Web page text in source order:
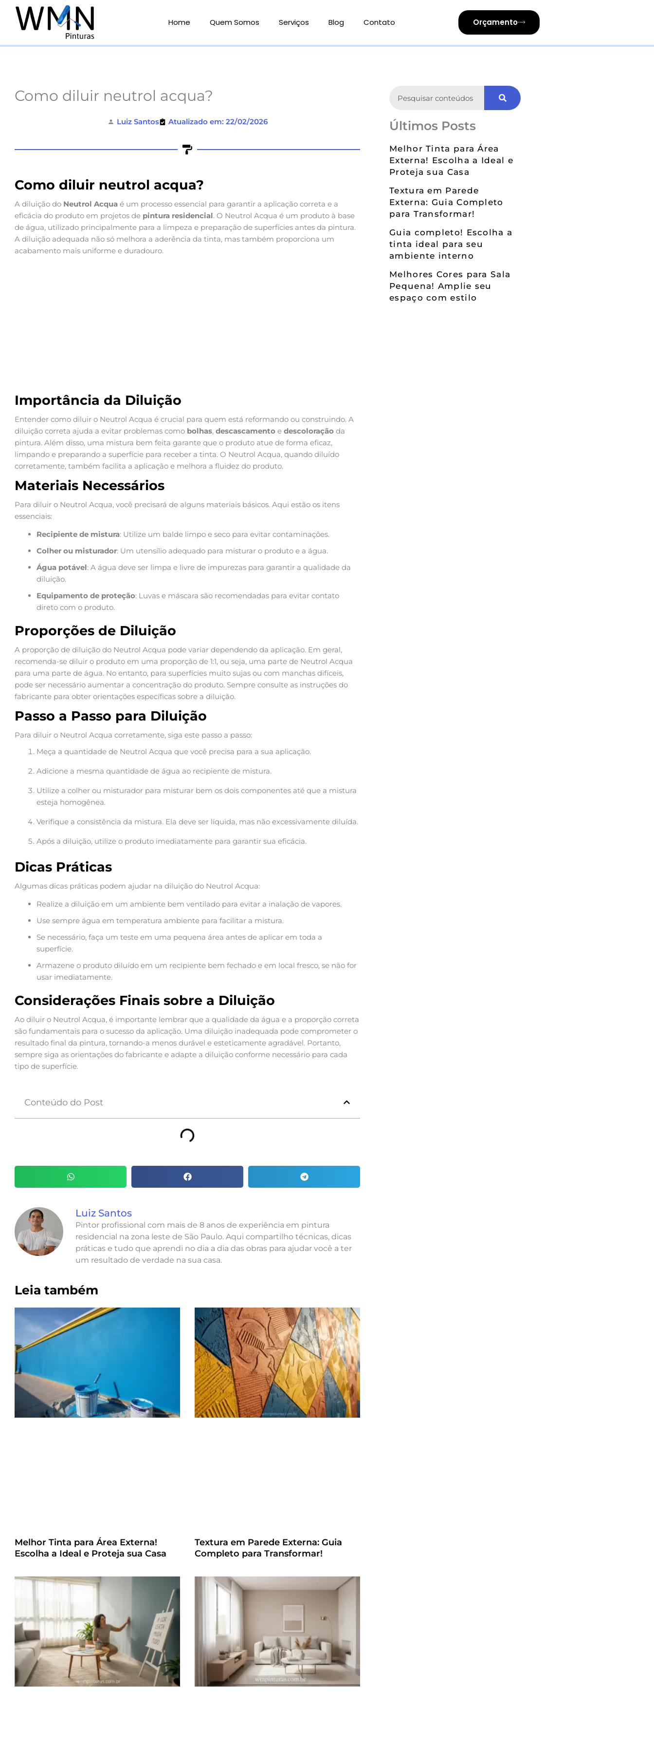
Home Quem Somos Serviços Blog Contato Orçamento
Como diluir neutrol acqua?
Luiz Santos Atualizado em: 22/02/2026
Como diluir neutrol acqua?
A diluição do Neutrol Acqua é um processo essencial para garantir a aplicação correta e a
eficácia do produto em projetos de pintura residencial. O Neutrol Acqua é um produto à base
de água, utilizado principalmente para a limpeza e preparação de superfícies antes da pintura.
A diluição adequada não só melhora a aderência da tinta, mas também proporciona um
acabamento mais uniforme e duradouro.
Importância da Diluição
Entender como diluir o Neutrol Acqua é crucial para quem está reformando ou construindo. A
diluição correta ajuda a evitar problemas como bolhas, descascamento e descoloração da
pintura. Além disso, uma mistura bem feita garante que o produto atue de forma eficaz,
limpando e preparando a superfície para receber a tinta. O Neutrol Acqua, quando diluído
corretamente, também facilita a aplicação e melhora a fluidez do produto.
Materiais Necessários
Para diluir o Neutrol Acqua, você precisará de alguns materiais básicos. Aqui estão os itens
essenciais:
Recipiente de mistura: Utilize um balde limpo e seco para evitar contaminações.
Colher ou misturador: Um utensílio adequado para misturar o produto e a água.
Água potável: A água deve ser limpa e livre de impurezas para garantir a qualidade da
diluição.
Equipamento de proteção: Luvas e máscara são recomendadas para evitar contato
direto com o produto.
Proporções de Diluição
A proporção de diluição do Neutrol Acqua pode variar dependendo da aplicação. Em geral,
recomenda-se diluir o produto em uma proporção de 1:1, ou seja, uma parte de Neutrol Acqua
para uma parte de água. No entanto, para superfícies muito sujas ou com manchas difíceis,
pode ser necessário aumentar a concentração do produto. Sempre consulte as instruções do
fabricante para obter orientações específicas sobre a diluição.
Passo a Passo para Diluição
Para diluir o Neutrol Acqua corretamente, siga este passo a passo:
Meça a quantidade de Neutrol Acqua que você precisa para a sua aplicação.
Adicione a mesma quantidade de água ao recipiente de mistura.
Utilize a colher ou misturador para misturar bem os dois componentes até que a mistura
esteja homogênea.
Verifique a consistência da mistura. Ela deve ser líquida, mas não excessivamente diluída.
Após a diluição, utilize o produto imediatamente para garantir sua eficácia.
Dicas Práticas
Algumas dicas práticas podem ajudar na diluição do Neutrol Acqua:
Realize a diluição em um ambiente bem ventilado para evitar a inalação de vapores.
Use sempre água em temperatura ambiente para facilitar a mistura.
Se necessário, faça um teste em uma pequena área antes de aplicar em toda a
superfície.
Armazene o produto diluído em um recipiente bem fechado e em local fresco, se não for
usar imediatamente.
Considerações Finais sobre a Diluição
Ao diluir o Neutrol Acqua, é importante lembrar que a qualidade da água e a proporção correta
são fundamentais para o sucesso da aplicação. Uma diluição inadequada pode comprometer o
resultado final da pintura, tornando-a menos durável e esteticamente agradável. Portanto,
sempre siga as orientações do fabricante e adapte a diluição conforme necessário para cada
tipo de superfície.
Conteúdo do Post
Luiz Santos
Pintor profissional com mais de 8 anos de experiência em pintura
residencial na zona leste de São Paulo. Aqui compartilho técnicas, dicas
práticas e tudo que aprendi no dia a dia das obras para ajudar você a ter
um resultado de verdade na sua casa.
Leia também
Melhor Tinta para Área Externa!
Escolha a Ideal e Proteja sua Casa
Textura em Parede Externa: Guia
Completo para Transformar!
Últimos Posts
Melhor Tinta para Área
Externa! Escolha a Ideal e
Proteja sua Casa
Textura em Parede
Externa: Guia Completo
para Transformar!
Guia completo! Escolha a
tinta ideal para seu
ambiente interno
Melhores Cores para Sala
Pequena! Amplie seu
espaço com estilo